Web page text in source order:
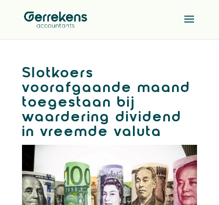
Slotkoers
voorafgaande maand
toegestaan bij
waardering dividend
in vreemde valuta